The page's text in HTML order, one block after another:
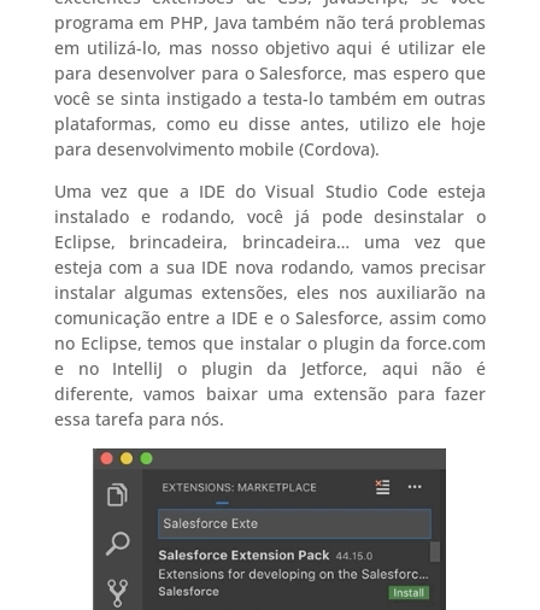
programa em PHP, Java também não terá problemas
em utilizá-lo, mas nosso objetivo aqui é utilizar ele
para desenvolver para o Salesforce, mas espero que
você se sinta instigado a testa-lo também em outras
plataformas, como eu disse antes, utilizo ele hoje
para desenvolvimento mobile (Cordova).
Uma vez que a IDE do Visual Studio Code esteja
instalado e rodando, você já pode desinstalar o
Eclipse, brincadeira, brincadeira… uma vez que
esteja com a sua IDE nova rodando, vamos precisar
instalar algumas extensões, eles nos auxiliarão na
comunicação entre a IDE e o Salesforce, assim como
no Eclipse, temos que instalar o plugin da force.com
e no IntelliJ o plugin da Jetforce, aqui não é
diferente, vamos baixar uma extensão para fazer
essa tarefa para nós.